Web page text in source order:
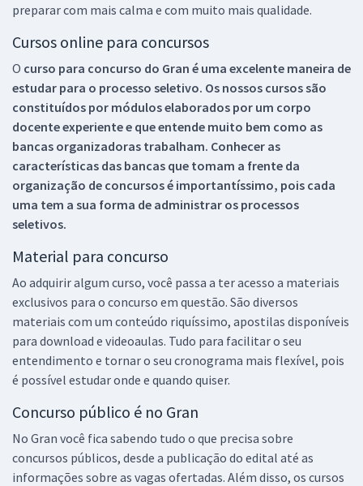
preparar com mais calma e com muito mais qualidade.
Cursos online para concursos
O curso para concurso do Gran é uma excelente maneira de
estudar para o processo seletivo. Os nossos cursos são
constituídos por módulos elaborados por um corpo
docente experiente e que entende muito bem como as
bancas organizadoras trabalham. Conhecer as
características das bancas que tomam a frente da
organização de concursos é importantíssimo, pois cada
uma tem a sua forma de administrar os processos
seletivos.
Material para concurso
Ao adquirir algum curso, você passa a ter acesso a materiais
exclusivos para o concurso em questão. São diversos
materiais com um conteúdo riquíssimo, apostilas disponíveis
para download e videoaulas. Tudo para facilitar o seu
entendimento e tornar o seu cronograma mais flexível, pois
é possível estudar onde e quando quiser.
Concurso público é no Gran
No Gran você fica sabendo tudo o que precisa sobre
concursos públicos, desde a publicação do edital até as
informações sobre as vagas ofertadas. Além disso, os cursos